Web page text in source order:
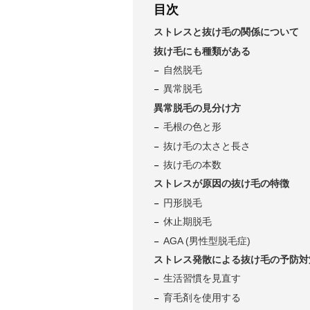
目次
ストレスと抜け毛の関係について
抜け毛にも種類がある
自然脱毛
異常脱毛
異常脱毛の見分け方
毛根の色と形
抜け毛の太さと長さ
抜け毛の本数
ストレスが原因の抜け毛の特徴
円形脱毛
休止期脱毛
AGA (男性型脱毛症)
ストレス発散による抜け毛の予防
生活習慣を見直す
育毛剤を使用する